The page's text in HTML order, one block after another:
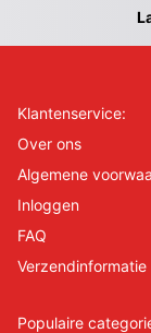
Klantenservice:
Over ons
Algemene
Inloggen
FAQ
Verzendinformatie
Populaire